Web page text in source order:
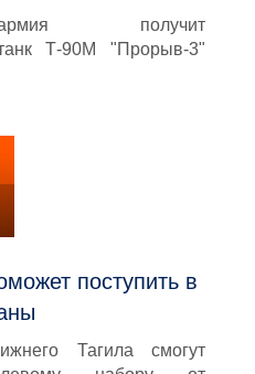
получит
Т-90М "Прорыв-3"
поступить в
Тагила смогут